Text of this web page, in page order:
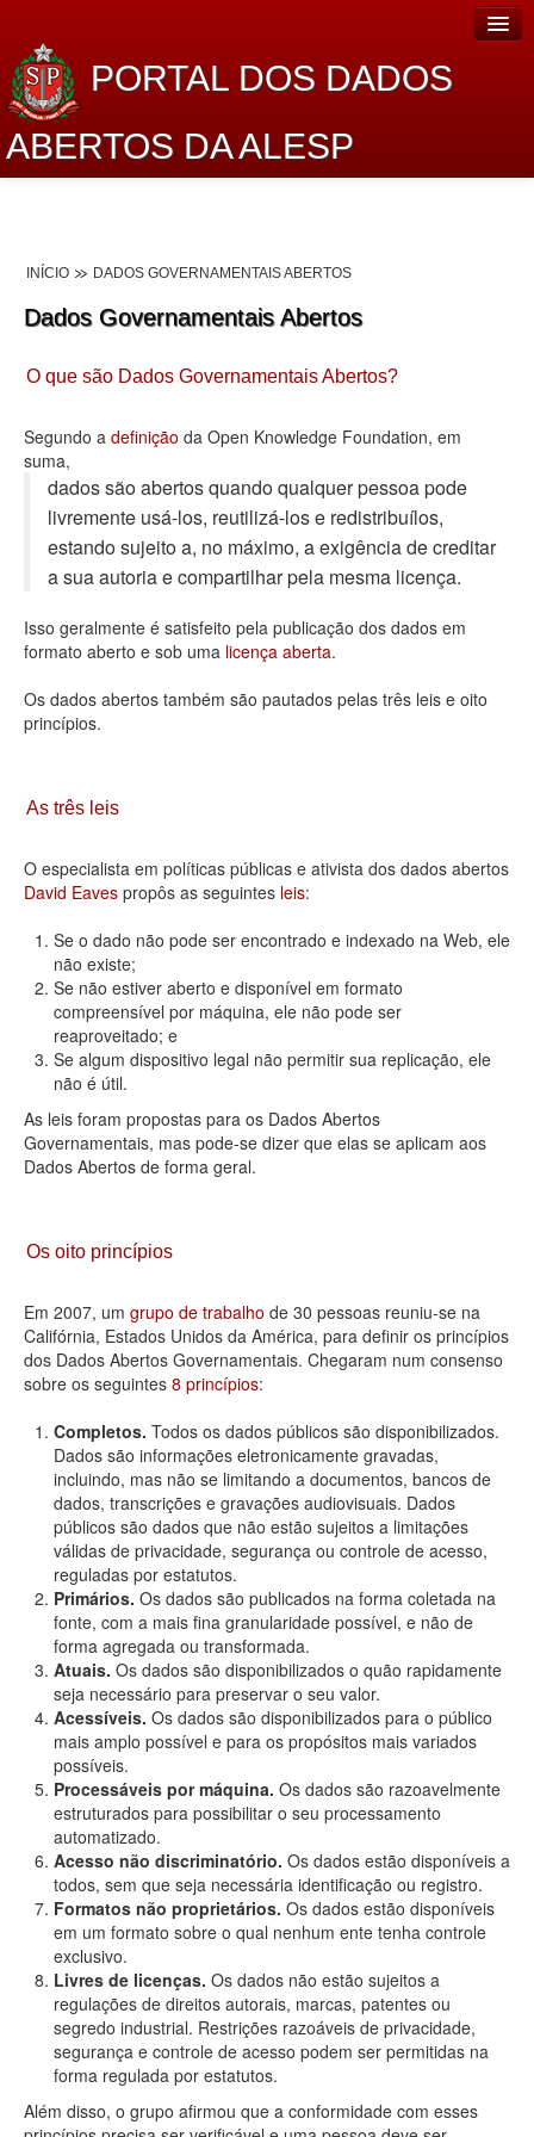
PORTAL DOS DADOS
ABERTOS DA ALESP
Lei de Acesso à Informação
Dados Governamentais Abertos
Planejamento
Catálogo de dados
Processo Legislativo
Deputados Estaduais
Administração
Legislação
Agenda
Contato
INÍCIO DADOS GOVERNAMENTAIS ABERTOS
Dados Governamentais Abertos
O que são Dados Governamentais Abertos?
Segundo a definição da Open Knowledge Foundation, em
suma,
dados são abertos quando qualquer pessoa pode
livremente usá-los, reutilizá-los e redistribuí­los,
estando sujeito a, no máximo, a exigência de creditar
a sua autoria e compartilhar pela mesma licença.
Isso geralmente é satisfeito pela publicação dos dados em
formato aberto e sob uma licença aberta.
Os dados abertos também são pautados pelas três leis e oito
princípios.
As três leis
O especialista em políticas públicas e ativista dos dados abertos
David Eaves propôs as seguintes leis:
Se o dado não pode ser encontrado e indexado na Web, ele
não existe;
Se não estiver aberto e disponível em formato
compreensível por máquina, ele não pode ser
reaproveitado; e
Se algum dispositivo legal não permitir sua replicação, ele
não é útil.
As leis foram propostas para os Dados Abertos
Governamentais, mas pode-se dizer que elas se aplicam aos
Dados Abertos de forma geral.
Os oito princípios
Em 2007, um grupo de trabalho de 30 pessoas reuniu-se na
Califórnia, Estados Unidos da América, para definir os princípios
dos Dados Abertos Governamentais. Chegaram num consenso
sobre os seguintes 8 princípios:
Completos. Todos os dados públicos são disponibilizados.
Dados são informações eletronicamente gravadas,
incluindo, mas não se limitando a documentos, bancos de
dados, transcrições e gravações audiovisuais. Dados
públicos são dados que não estão sujeitos a limitações
válidas de privacidade, segurança ou controle de acesso,
reguladas por estatutos.
Primários. Os dados são publicados na forma coletada na
fonte, com a mais fina granularidade possível, e não de
forma agregada ou transformada.
Atuais. Os dados são disponibilizados o quão rapidamente
seja necessário para preservar o seu valor.
Acessíveis. Os dados são disponibilizados para o público
mais amplo possível e para os propósitos mais variados
possíveis.
Processáveis por máquina. Os dados são razoavelmente
estruturados para possibilitar o seu processamento
automatizado.
Acesso não discriminatório. Os dados estão disponíveis a
todos, sem que seja necessária identificação ou registro.
Formatos não proprietários. Os dados estão disponíveis
em um formato sobre o qual nenhum ente tenha controle
exclusivo.
Livres de licenças. Os dados não estão sujeitos a
regulações de direitos autorais, marcas, patentes ou
segredo industrial. Restrições razoáveis de privacidade,
segurança e controle de acesso podem ser permitidas na
forma regulada por estatutos.
Além disso, o grupo afirmou que a conformidade com esses